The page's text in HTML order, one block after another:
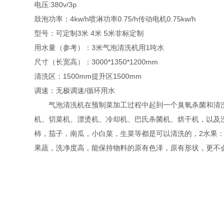
电压:380v/3p
鼓泡功率：4kw/h喷淋功率0.75/h传动电机0.75kw/h
型号：可定制3米 4米 5米非标定制
用水量（参考）：3米气泡清洗机用1吨水
尺寸（长宽高）：3000*1350*1200mm
清洗区：1500mm提升区1500mm
调速：无极调速/循环用水
气泡清洗机在预制菜加工过程中起到一个臭氧杀菌和清
机、切菜机、漂烫机、冷却机、巴氏杀菌机、烘干机，以
柿，茄子，南瓜，小白菜，生菜等都是可以清洗的，2水果
果蔬，洗净度高，能保持物料的原有色泽，原有形状，更